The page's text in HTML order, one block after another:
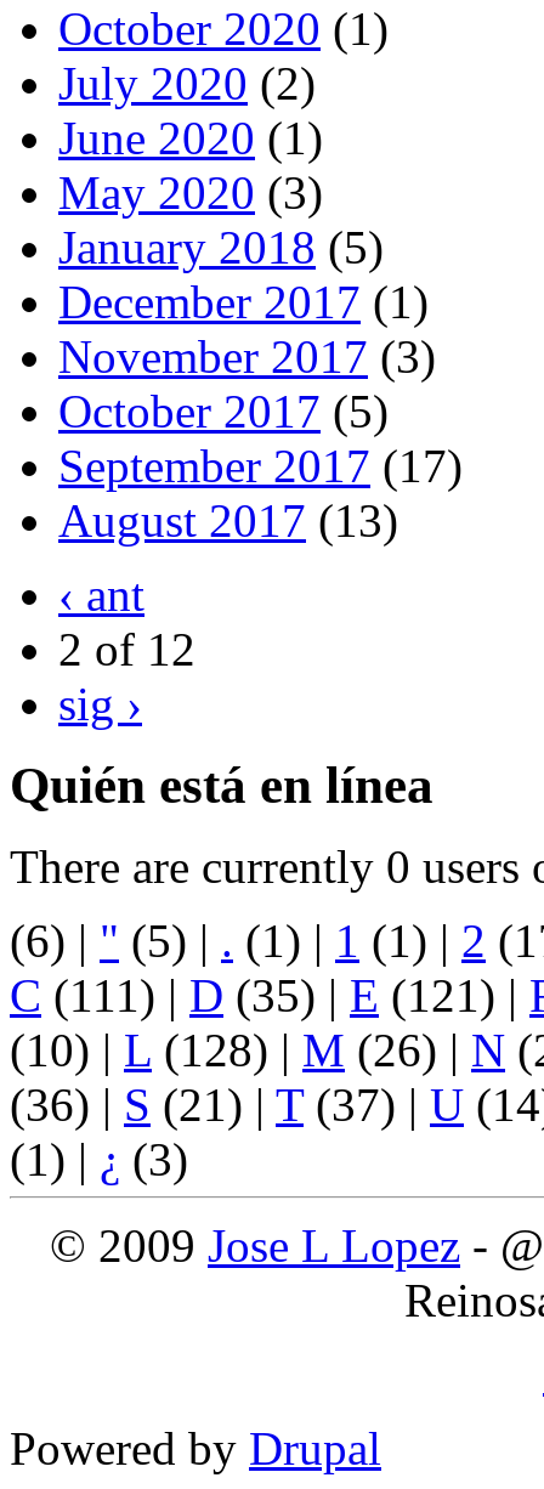
October 2020 (1)
July 2020 (2)
June 2020 (1)
May 2020 (3)
January 2018 (5)
December 2017 (1)
November 2017 (3)
October 2017 (5)
September 2017 (17)
August 2017 (13)
‹ ant
2 of 12
sig ›
Quién está en línea
There are currently 0 users
(6) | " (5) | . (1) | 1 (1) | 2
C (111) | D (35) | E (121) |
(10) | L (128) | M (26) | N
(36) | S (21) | T(37) | U
(1) | ¿ (3)
© 2009 Jose L Lopez -
Powered by Drupal